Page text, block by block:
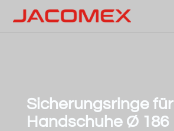
Sicherungsringe für
Handschuhe Ø 186